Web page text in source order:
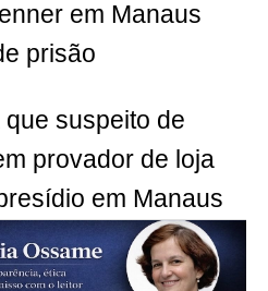
em Manaus
prisão
suspeito de
provador de loja
em Manaus